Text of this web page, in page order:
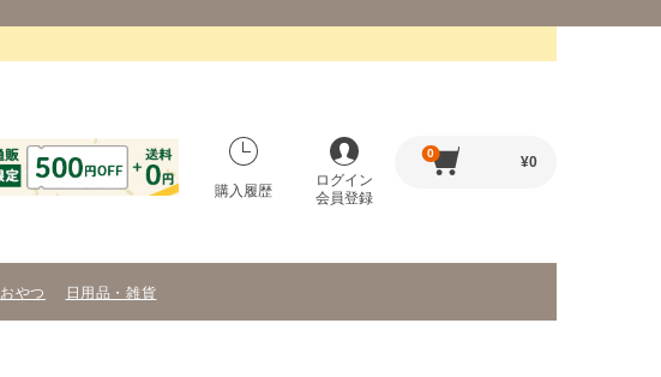
購入履歴
ログイン
会員登録
0
¥0
おやつ 日用品・雑貨